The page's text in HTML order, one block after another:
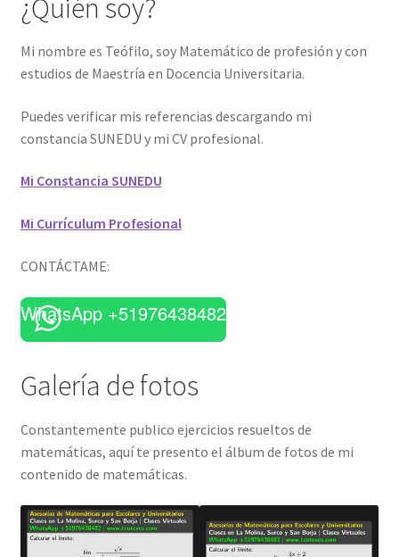
¿Quién soy?
Mi nombre es Teófilo, soy Matemático de profesión y con
estudios de Maestría en Docencia Universitaria.
Puedes verificar mis referencias descargando mi
constancia SUNEDU y mi CV profesional.
Mi Constancia SUNEDU
Mi Currículum Profesional
CONTÁCTAME:
WhatsApp +51976438482
Galería de fotos
Constantemente publico ejercicios resueltos de
matemáticas, aquí te presento el álbum de fotos de mi
contenido de matemáticas.